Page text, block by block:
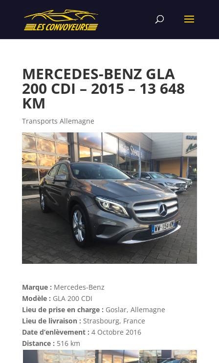
MERCEDES-BENZ GLA
200 CDI – 2015 – 13 648
KM
Transports Allemagne
Marque : Mercedes-Benz
Modèle : GLA 200 CDI
Lieu de prise en charge : Goslar, Allemagne
Lieu de livraison : Strasbourg, France
Date d’enlèvement : 4 Octobre 2016
Distance : 516 km